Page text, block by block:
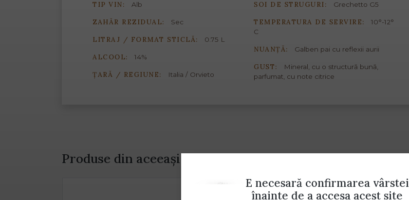
TIP VIN: Alb
ZAHĂR REZIDUAL: Sec
LITRAJ / FORMAT STICLĂ: 0.75 L
ALCOOL: 14%
ȚARĂ / REGIUNE: Italia / Orvieto
SOI DE STRUGURI: Grechetto G5
TEMPERATURA DE SERVIRE:
10°-12°
C
NUANȚĂ: Galben pai cu reflexii aurii
GUST:
Mineral, cu o structură bună,
parfumat, cu note citrice
Produse din aceeași gamă
E necesară confirmarea vârstei
înainte de a accesa acest site